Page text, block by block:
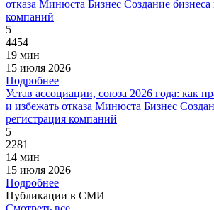
отказа Минюста Бизнес Создание бизнеса
компаний
5
4454
19 мин
15 июля 2026
Подробнее
Устав ассоциации, союза 2026 года: как
и избежать отказа Минюста Бизнес
регистрация компаний
5
2281
14 мин
15 июля 2026
Подробнее
Публикации в СМИ